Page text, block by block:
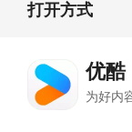
打开方式
优酷
为好内